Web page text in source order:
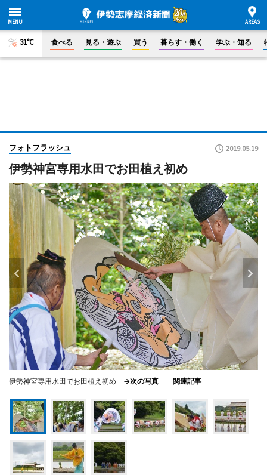
31°C 食べる 見る・遊ぶ 買う 暮らす・働く 学ぶ・知る
フォトフラッシュ 2019.05.19
伊勢神宮専用水田でお田植え初め
伊勢神宮専用水田でお田植え初め →次の写真 関連記事